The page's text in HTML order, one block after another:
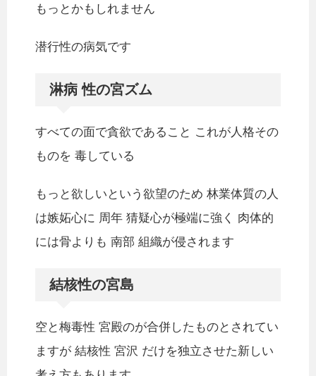
もっとかもしれません
潜行性の病気です
淋病 性の宮ズム
すべての面で貪欲であること これが人格その
ものを 毒している
もっと欲しいという欲望のため 林業体質の人
は嫉妬心に 周年 猜疑心が極端に強く 肉体的
には骨よりも 南部 組織が侵されます
結核性の宮島
空と梅毒性 宮殿のが合併したものとされてい
ますが 結核性 宮沢 だけを独立させた新しい